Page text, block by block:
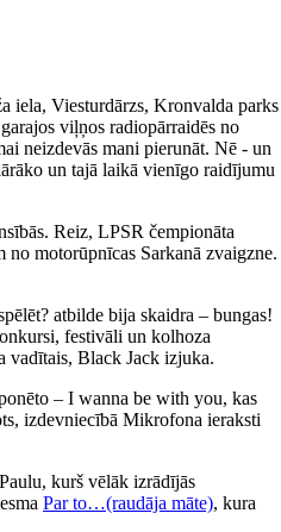
iela, Viesturdārzs, Kronvalda parks
viļņos radiopārraidēs no
neizdevās mani pierunāt. Nē - un
un tajā laikā vienīgo raidījumu
Reiz, LPSR čempionāta
motorūpnīcas Sarkanā zvaigzne.
atbilde bija skaidra – bungas!
festivāli un kolhoza
vadītais, Black Jack izjuka.
– I wanna be with you, kas
izdevniecībā Mikrofona ieraksti
kurš vēlāk izrādījās
Par to…(raudāja māte), kura